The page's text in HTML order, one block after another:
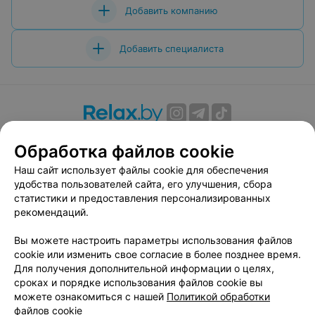
Добавить компанию
Добавить специалиста
Вакансии
Публичный договор
Способы оплаты
Публичный договор по использованию сервиса
«Афиша»
Пользовательское соглашение
Связаться по вопросам сотрудничества
Написать руководителю relax.by
Персональные настройки cookie
Обработка персональных данных
Обработка файлов cookie
Наш сайт использует файлы cookie для обеспечения
удобства пользователей сайта, его улучшения, сбора
статистики и предоставления персонализированных
рекомендаций.
Вы можете настроить параметры использования файлов
cookie или изменить свое согласие в более позднее время.
Для получения дополнительной информации о целях,
сроках и порядке использования файлов cookie вы
можете ознакомиться с нашей Политикой обработки
файлов cookie